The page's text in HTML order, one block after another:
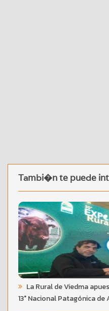
Tambi�n te puede
La Rural de Viedma
13° Nacional Patagónica de